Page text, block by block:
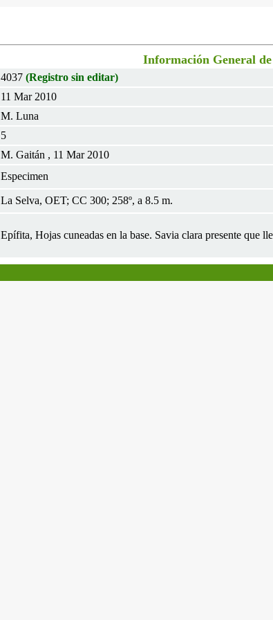
Información General
4037 (Registro sin editar)
11 Mar 2010
M. Luna
5
M. Gaitán , 11 Mar 2010
Especimen
La Selva, OET; CC 300; 258º, a 8.5 m.
Epífita, Hojas cuneadas en la base. Savia clara presente que